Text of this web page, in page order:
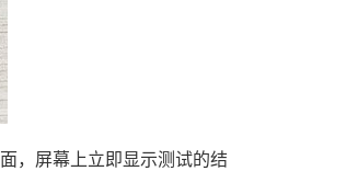
，屏幕上立即显示测试的结